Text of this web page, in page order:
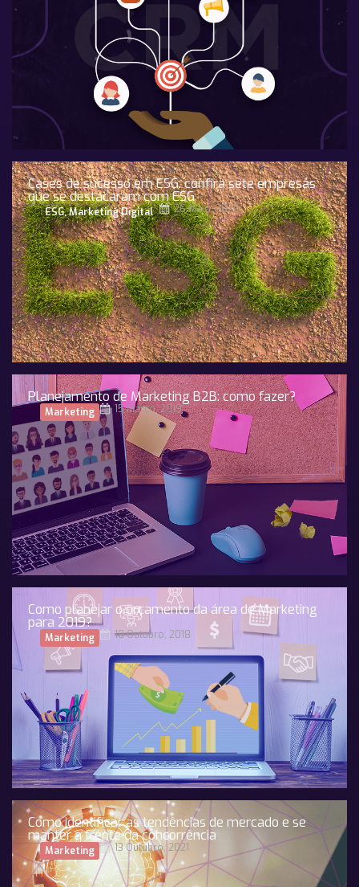
Cases de sucesso em ESG: confira sete empresas
que se destacaram com ESG
ESG,Marketing Digital 26 Maio, 2022
Planejamento de Marketing B2B: como fazer?
Marketing 15 Março, 2019
Como planejar o orçamento da área de Marketing
para 2019?
Marketing 18 Outubro, 2018
Como identificar as tendências de mercado e se
manter à frente da concorrência
Marketing 13 Outubro, 2021